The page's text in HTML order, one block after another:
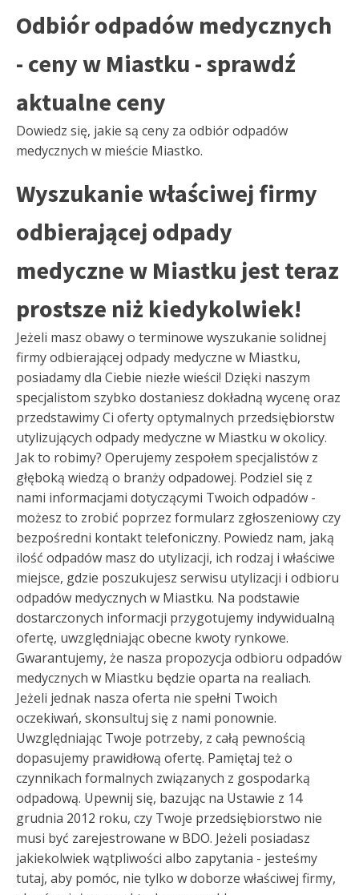
Odbiór odpadów medycznych
- ceny w Miastku - sprawdź
aktualne ceny
Dowiedz się, jakie są ceny za odbiór odpadów
medycznych w mieście Miastko.
Wyszukanie właściwej firmy
odbierającej odpady
medyczne w Miastku jest teraz
prostsze niż kiedykolwiek!
Jeżeli masz obawy o terminowe wyszukanie solidnej
firmy odbierającej odpady medyczne w Miastku,
posiadamy dla Ciebie niezłe wieści! Dzięki naszym
specjalistom szybko dostaniesz dokładną wycenę oraz
przedstawimy Ci oferty optymalnych przedsiębiorstw
utylizujących odpady medyczne w Miastku w okolicy.
Jak to robimy? Operujemy zespołem specjalistów z
głęboką wiedzą o branży odpadowej. Podziel się z
nami informacjami dotyczącymi Twoich odpadów -
możesz to zrobić poprzez formularz zgłoszeniowy czy
bezpośredni kontakt telefoniczny. Powiedz nam, jaką
ilość odpadów masz do utylizacji, ich rodzaj i właściwe
miejsce, gdzie poszukujesz serwisu utylizacji i odbioru
odpadów medycznych w Miastku. Na podstawie
dostarczonych informacji przygotujemy indywidualną
ofertę, uwzględniając obecne kwoty rynkowe.
Gwarantujemy, że nasza propozycja odbioru odpadów
medycznych w Miastku będzie oparta na realiach.
Jeżeli jednak nasza oferta nie spełni Twoich
oczekiwań, skonsultuj się z nami ponownie.
Uwzględniając Twoje potrzeby, z całą pewnością
dopasujemy prawidłową ofertę. Pamiętaj też o
czynnikach formalnych związanych z gospodarką
odpadową. Upewnij się, bazując na Ustawie z 14
grudnia 2012 roku, czy Twoje przedsiębiorstwo nie
musi być zarejestrowane w BDO. Jeżeli posiadasz
jakiekolwiek wątpliwości albo zapytania - jesteśmy
tutaj, aby pomóc, nie tylko w doborze właściwej firmy,